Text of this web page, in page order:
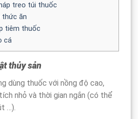
treo túi thuốc
thức ăn
tiêm thuốc
cá
thủy sản
dùng thuốc với nồng độ cao,
nhỏ và thời gian ngắn (có thể
…).